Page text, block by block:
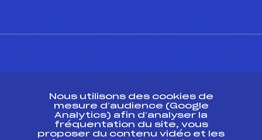
Ressources
Nous utilisons des cookies de
mesure d’audience (Google
Analytics) afin d’analyser la
fréquentation du site, vous
proposer du contenu vidéo et les